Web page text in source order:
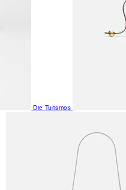
Die Turismos